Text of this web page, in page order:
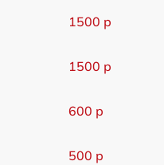
1500 р
1500 р
600 р
500 р